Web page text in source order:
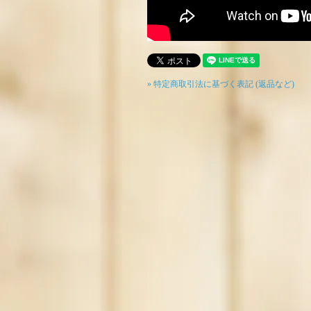
» 特定商取引法に基づく表記 (返品など)